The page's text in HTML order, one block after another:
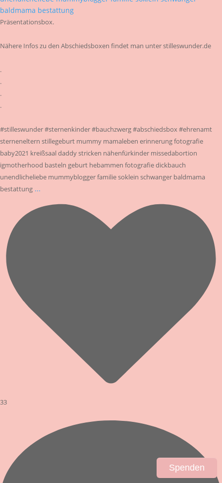
Präsentationsbox.
Nähere Infos zu den Abschiedsboxen findet man unter stilleswunder.de
.
.
.
.
#stilleswunder #sternenkinder #bauchzwerg #abschiedsbox #ehrenamt
sterneneltern stillegeburt mummy mamaleben erinnerung fotografie
baby2021 kreißsaal daddy stricken nähenfürkinder missedabortion
igmotherhood basteln geburt hebammen fotografie dickbauch
unendlicheliebe mummyblogger familie soklein schwanger baldmama
bestattung ...
33
Spenden